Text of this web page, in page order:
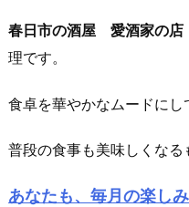
春日市の酒屋 愛酒家の
理です。
食卓を華やかなムードにし
普段の食事も美味しくなる
あなたも、毎月の楽し